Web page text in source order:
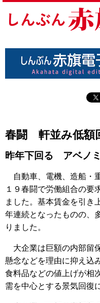
春闘 軒並み低額
昨年下回る アベノ
自動車、電機、造船・
１９春闘で労働組合の要
ました。基本賃金を引き
年連続となったものの、
りました。
大企業は巨額の内部留
懸念などを理由に抑え込
食料品などの値上げが相
需を中心とする景気回復